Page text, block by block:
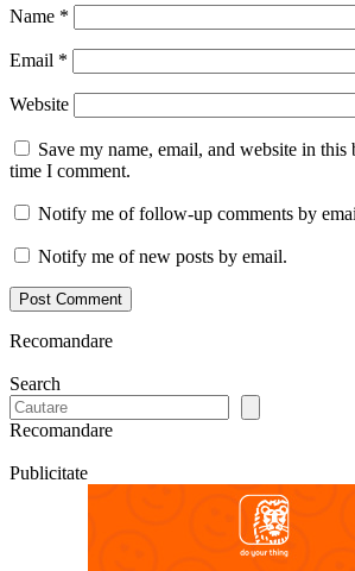
Name *
Email *
Website
Save my name, email, and website in
time I comment.
Notify me of follow-up comments by
Notify me of new posts by email.
Recomandare
Search
Recomandare
Publicitate